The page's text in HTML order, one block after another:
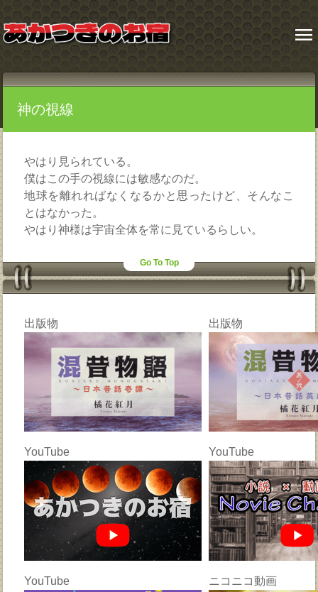
menu
神の視線
やはり見られている。
僕はこの手の視線には敏感なのだ。
地球を離れればなくなるかと思ったけど、そんなこ
とはなかった。
やはり神様は宇宙全体を常に見ているらしい。
Go To Top
出版物 出版物
YouTube YouTube
YouTube ニコニコ動画